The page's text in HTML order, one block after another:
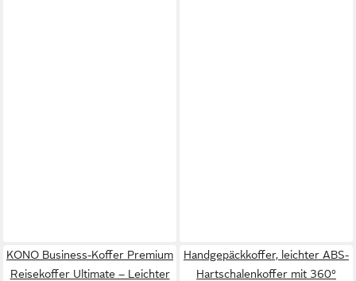
KONO Business-Koffer Premium
Reisekoffer Ultimate – Leichter
Handgepäckkoffer, leichter ABS-
Hartschalenkoffer mit 360°